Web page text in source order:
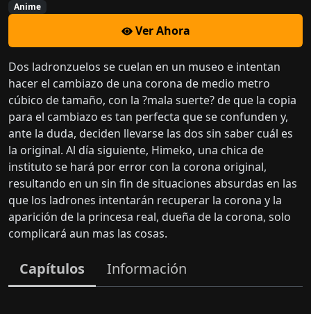
Anime
Ver Ahora
Dos ladronzuelos se cuelan en un museo e intentan
hacer el cambiazo de una corona de medio metro
cúbico de tamaño, con la ?mala suerte? de que la copia
para el cambiazo es tan perfecta que se confunden y,
ante la duda, deciden llevarse las dos sin saber cuál es
la original. Al día siguiente, Himeko, una chica de
instituto se hará por error con la corona original,
resultando en un sin fin de situaciones absurdas en las
que los ladrones intentarán recuperar la corona y la
aparición de la princesa real, dueña de la corona, solo
complicará aun mas las cosas.
Capítulos Información